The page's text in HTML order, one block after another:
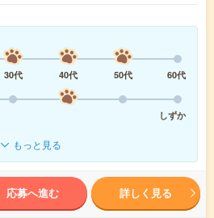
30代 40代 50代
60代
しずか
もっと見る
応募へ進む 詳しく見る